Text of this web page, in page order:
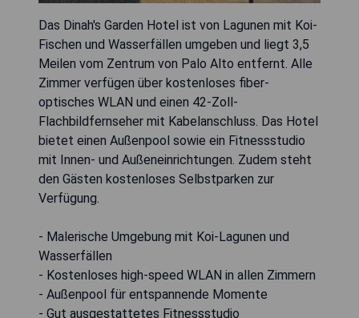
Das Dinah's Garden Hotel ist von Lagunen mit Koi-
Fischen und Wasserfällen umgeben und liegt 3,5
Meilen vom Zentrum von Palo Alto entfernt. Alle
Zimmer verfügen über kostenloses fiber-
optisches WLAN und einen 42-Zoll-
Flachbildfernseher mit Kabelanschluss. Das Hotel
bietet einen Außenpool sowie ein Fitnessstudio
mit Innen- und Außeneinrichtungen. Zudem steht
den Gästen kostenloses Selbstparken zur
Verfügung.
- Malerische Umgebung mit Koi-Lagunen und
Wasserfällen
- Kostenloses high-speed WLAN in allen Zimmern
- Außenpool für entspannende Momente
- Gut ausgestattetes Fitnessstudio